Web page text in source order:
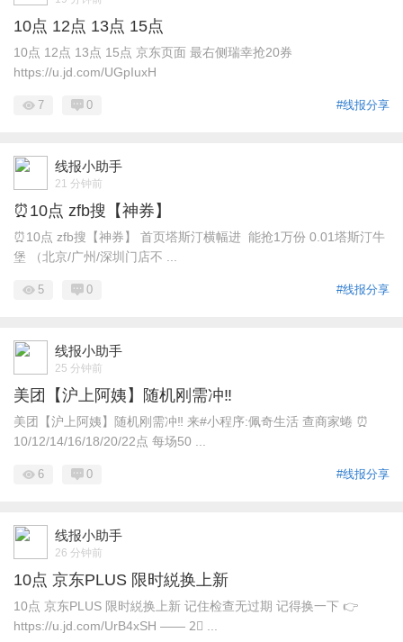
10点 12点 13点 15点
10点 12点 13点 15点 京东页面 最右侧瑞幸抢20券
https://u.jd.com/UGpIuxH
#线报分享
7 0
线报小助手
21 分钟前
⏰10点 zfb搜【神券】
⏰10点 zfb搜【神券】 首页塔斯汀横幅进 能抢1万份 0.01塔斯汀牛
堡 （北京/广州/深圳门店不 ...
#线报分享
5 0
线报小助手
25 分钟前
美团【沪上阿姨】随机刚需冲‼️
美团【沪上阿姨】随机刚需冲‼️ 来#小程序:佩奇生活 查商家蜷 ⏰
10/12/14/16/18/20/22点 每场50 ...
#线报分享
6 0
线报小助手
26 分钟前
10点 京东PLUS 限时綐换上新
10点 京东PLUS 限时綐换上新 记住检查无过期 记得换一下 👉
https://u.jd.com/UrB4xSH —— 2⃣ ...